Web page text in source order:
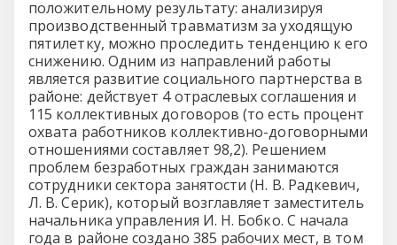
положительному результату: анализируя
производственный травматизм за уходящую
пятилетку, можно проследить тенденцию к его
снижению. Одним из направлений работы
является развитие социального партнерства в
районе: действует 4 отраслевых соглашения и
115 коллективных договоров (то есть процент
охвата работников коллективно-договорными
отношениями составляет 98,2). Решением
проблем безработных граждан занимаются
сотрудники сектора занятости (Н. В. Радкевич,
Л. В. Серик), который возглавляет заместитель
начальника управления И. Н. Бобко. С начала
года в районе создано 385 рабочих мест, в том